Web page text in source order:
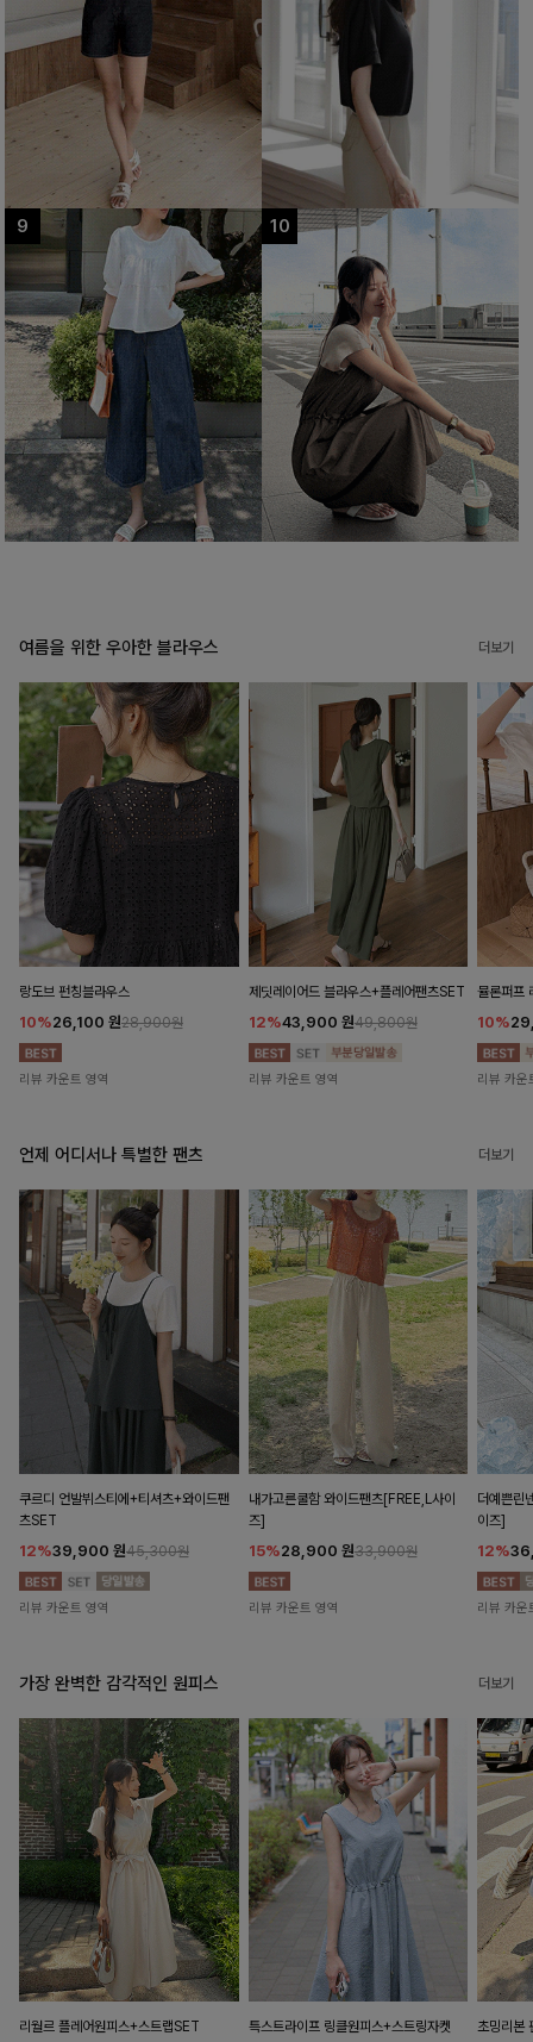
여름을 위한 우아한 블라우스 더보기
랑도브 펀칭블라우스
10%26,100 원28,900원
리뷰 카운트 영역
제딧레이어드 블라우스+플레어팬츠SET
12%43,900 원49,800원
리뷰 카운트 영역
뮬론퍼프
10%
리뷰 카운
언제 어디서나 특별한 팬츠 더보기
쿠르디 언발뷔스티에+티셔츠+와이드팬
츠SET
12%39,900 원45,300원
리뷰 카운트 영역
내가고른쿨함 와이드팬츠[FREE,L사이
즈]
15%28,900 원33,900원
리뷰 카운트 영역
더예쁜린
이즈]
12%
리뷰 카운
가장 완벽한 감각적인 원피스 더보기
리월르 플레어원피스+스트랩SET
특스트라이프 링클원피스+스트링자켓
초밍리본